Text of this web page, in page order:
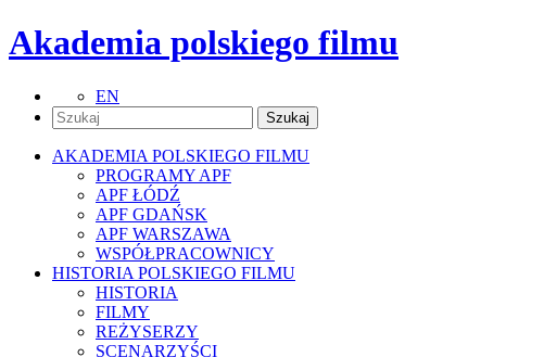
Akademia polskiego filmu
EN
AKADEMIA POLSKIEGO FILMU
PROGRAMY APF
APF ŁÓDŹ
APF GDAŃSK
APF WARSZAWA
WSPÓŁPRACOWNICY
HISTORIA POLSKIEGO FILMU
HISTORIA
FILMY
REŻYSERZY
SCENARZYŚCI